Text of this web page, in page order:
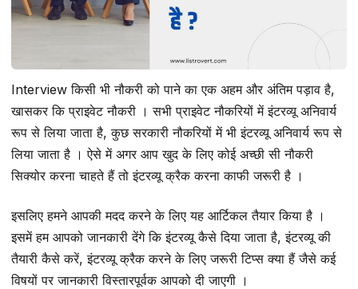
Interview किसी भी नौकरी को पाने का एक अहम और अंतिम पड़ाव है,
खासकर कि प्राइवेट नौकरी । सभी प्राइवेट नौकरियों में इंटरव्यू अनिवार्य
रूप से लिया जाता है, कुछ सरकारी नौकरियों में भी इंटरव्यू अनिवार्य रूप से
लिया जाता है । ऐसे में अगर आप खुद के लिए कोई अच्छी सी नौकरी
सिक्योर करना चाहते हैं तो इंटरव्यू क्रैक करना काफी जरूरी है ।
इसलिए हमने आपकी मदद करने के लिए यह आर्टिकल तैयार किया है ।
इसमें हम आपको जानकारी देंगे कि इंटरव्यू कैसे दिया जाता है, इंटरव्यू की
तैयारी कैसे करें, इंटरव्यू क्रैक करने के लिए जरूरी टिप्स क्या हैं जैसे कई
विषयों पर जानकारी विस्तारपूर्वक आपको दी जाएगी ।